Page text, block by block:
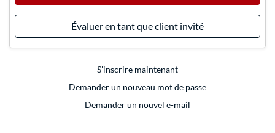
Évaluer en tant que client invité
S'inscrire maintenant
Demander un nouveau mot de passe
Demander un nouvel e-mail